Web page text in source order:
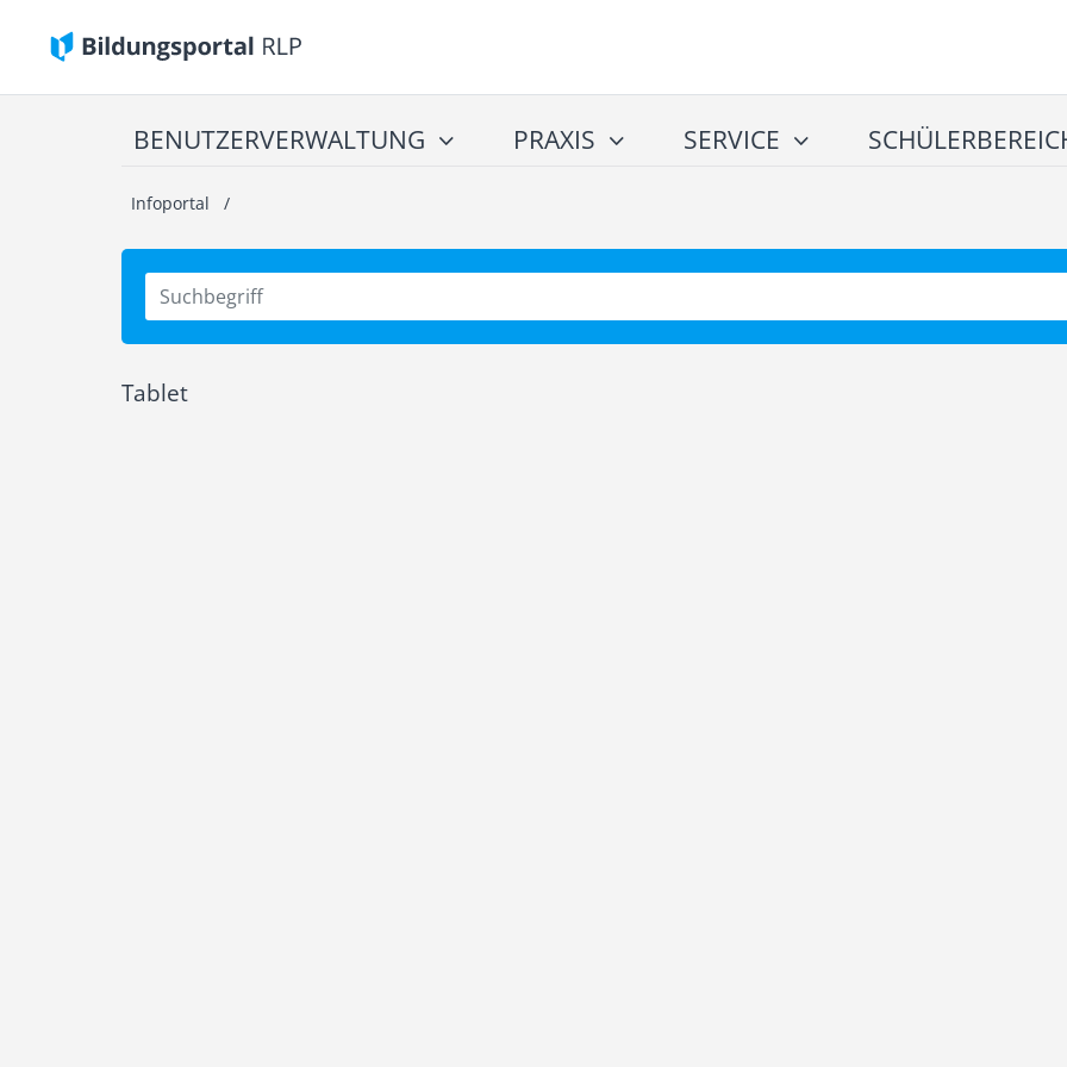
BENUTZERVERWALTUNG PRAXIS SERVICE
Infoportal /
Tablet